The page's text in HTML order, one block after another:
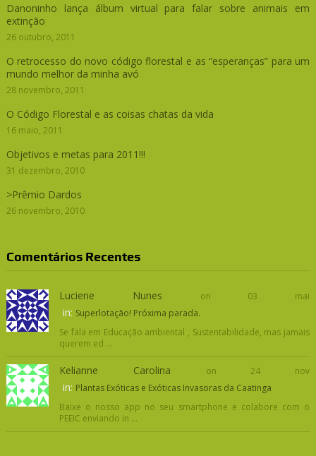
Danoninho lança álbum virtual para falar sobre animais em
extinção
26 outubro, 2011
O retrocesso do novo código florestal e as “esperanças” para um
mundo melhor da minha avó
28 novembro, 2011
O Código Florestal e as coisas chatas da vida
16 maio, 2011
Objetivos e metas para 2011!!!
31 dezembro, 2010
>Prêmio Dardos
26 novembro, 2010
Comentários Recentes
Luciene Nunes on 03 mai
in: Superlotação! Próxima parada.
Se fala em Educação ambiental , Sustentabilidade, mas jamais
querem ed ...
Kelianne Carolina on 24 nov
in: Plantas Exóticas e Exóticas Invasoras da Caatinga
Baixe o nosso app no seu smartphone e colabore com o
PEEIC enviando in ...